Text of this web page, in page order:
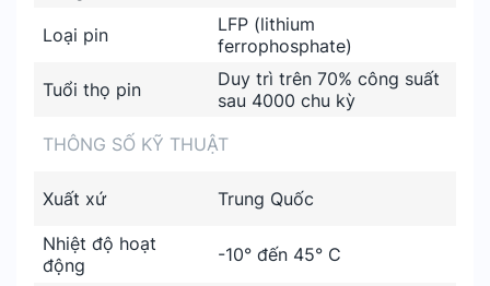
Loại pin
LFP (lithium
ferrophosphate)
Tuổi thọ pin
Duy trì trên 70% công suất
sau 4000 chu kỳ
THÔNG SỐ KỸ THUẬT
Xuất xứ Trung Quốc
Nhiệt độ hoạt
động
-10° đến 45° C